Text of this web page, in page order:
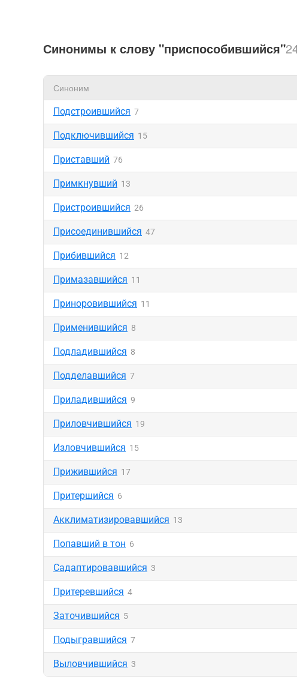
Синонимы к слову "приспособившийся"
Синоним
Подстроившийся 7
Подключившийся 15
Приставший 76
Примкнувший 13
Пристроившийся 26
Присоединившийся 47
Прибившийся 12
Примазавшийся 11
Приноровившийся 11
Применившийся 8
Подладившийся 8
Подделавшийся 7
Приладившийся 9
Приловчившийся 19
Изловчившийся 15
Прижившийся 17
Притершийся 6
Акклиматизировавшийся 13
Попавший в тон 6
Садаптировавшийся 3
Притеревшийся 4
Заточившийся 5
Подыгравшийся 7
Выловчившийся 3